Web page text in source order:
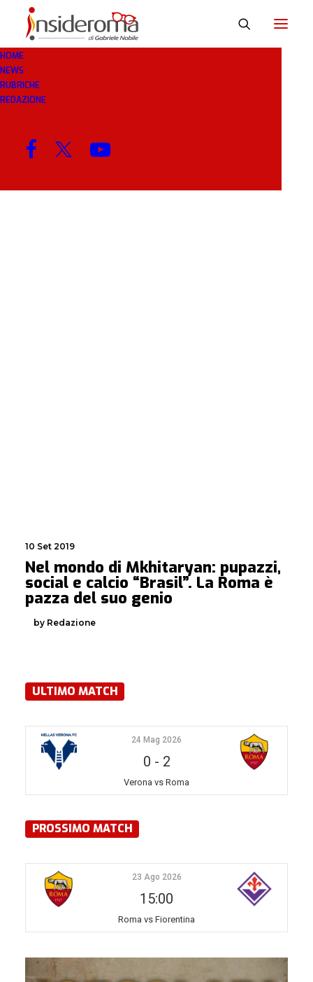
HOME
NEWS
RUBRICHE
REDAZIONE
BRASIL
MENU
10 Set 2019
Nel mondo di Mkhitaryan: pupazzi,
social e calcio “Brasil”. La Roma è
pazza del suo genio
by Redazione
ULTIMO MATCH
24 Mag 2026
0 - 2
Verona vs Roma
PROSSIMO MATCH
23 Ago 2026
15:00
Roma vs Fiorentina